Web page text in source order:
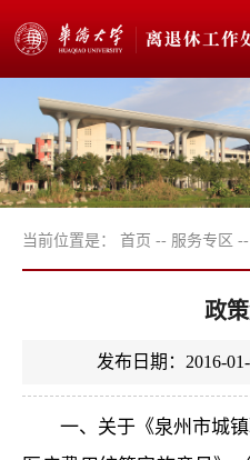
当前位置是： 首页 -- 服务专区 --
政
发布日期：2016-
一、关于《泉州市城